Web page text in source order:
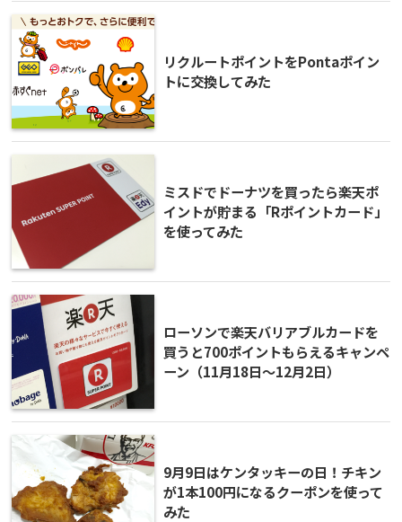
リクルートポイントをPontaポイン
トに交換してみた
ミスドでドーナツを買ったら楽天ポ
イントが貯まる「Rポイントカード」
を使ってみた
ローソンで楽天バリアブルカードを
買うと700ポイントもらえるキャンペ
ーン（11月18日〜12月2日）
9月9日はケンタッキーの日！チキン
が1本100円になるクーポンを使って
みた